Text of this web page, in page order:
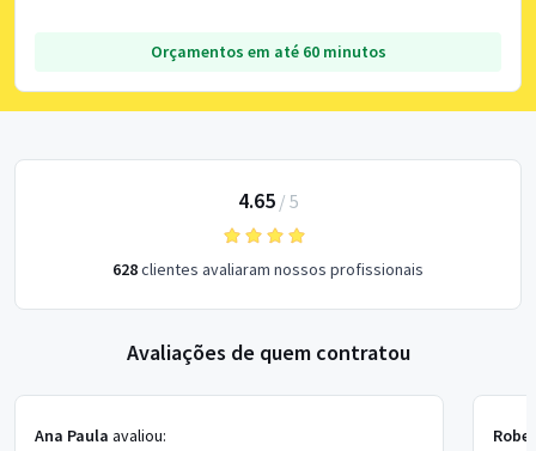
Orçamentos em até 60 minutos
4.65/ 5
628clientes avaliaram nossos profissionais
Avaliações de quem contratou
Ana Paula avaliou: